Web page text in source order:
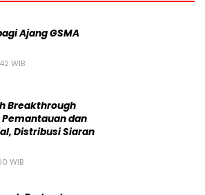
Ajang GSMA
WIB
Breakthrough
dan
Distribusi Siaran
WIB